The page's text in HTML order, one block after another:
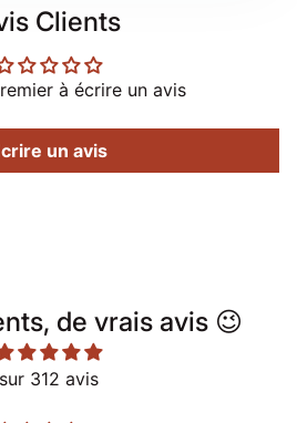
Clients
à écrire un avis
un avis
de vrais avis 😉
sur 312 avis